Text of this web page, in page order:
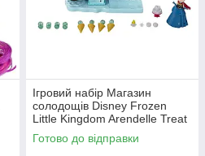
Ігровий набір Магазин
солодощів Disney Frozen
Little Kingdom Arendelle Treat
Shoppe! ОЧЕНКА! Читайте
опис.
Готово до відправки